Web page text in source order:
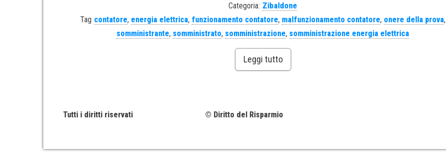
Categoria: Zibaldone
Tag contatore, energia elettrica, funzionamento contatore, malfunzionamento contatore, onere della prova,
somministrante, somministrato, somministrazione, somministrazione energia elettrica
Leggi tutto
Tutti i diritti riservati © Diritto del Risparmio